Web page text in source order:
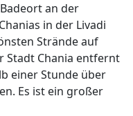
an der
in der Livadi
Strände auf
Stadt Chania entfernt
einer Stunde über
Es ist ein großer